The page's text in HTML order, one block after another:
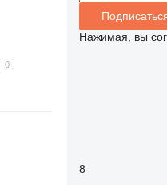
Нажимая, вы
8